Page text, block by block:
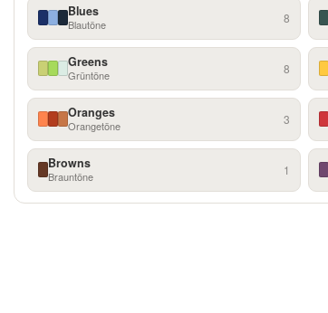
Blues
Blautöne 8
Greens
Grüntöne 8
Oranges
Orangetöne 3
Browns
Brauntöne 1